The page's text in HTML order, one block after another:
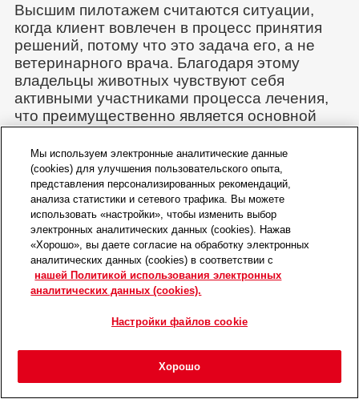
Главная Мероприятия Войти Избранное Меню
Высшим пилотажем считаются ситуации,
когда клиент вовлечен в процесс принятия
решений, потому что это задача его, а не
ветеринарного врача. Благодаря этому
владельцы животных чувствуют себя
активными участниками процесса лечения,
что преимущественно является основной
«привязанности» и лояльности клиента. А
это то, о чем мечтает каждый ветеринарный
врач и любой поставщик услуг.
Ветеринарные специалисты, сознательно
работающие над стилем общения, получают
больше, чемдоверие и лояльность клиентов
(что само по себе немало). Они испытывают
значительно меньший стресс, их клиенты
становятся счастливее, а атмосфера в
клинике улучшается!
понятного общения, они предотвращают
возникновение недопониманий и стресса. А
это лучший путь к хорошим и позитивным
Мы используем электронные аналитические данные
(cookies) для улучшения пользовательского опыта,
представления персонализированных рекомендаций,
анализа статистики и сетевого трафика. Вы можете
использовать «настройки», чтобы изменить выбор
электронных аналитических данных (cookies). Нажав
«Хорошо», вы даете согласие на обработку электронных
аналитических данных (cookies) в соответствии с
нашей Политикой использования электронных
аналитических данных (cookies).
Настройки файлов cookie
Хорошо